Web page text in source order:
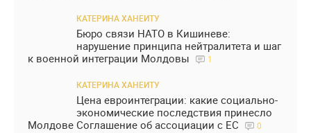
КАТЕРИНА ХАНЕИТУ
Бюро связи НАТО в Кишиневе:
нарушение принципа нейтралитета и шаг
к военной интеграции Молдовы
1
КАТЕРИНА ХАНЕИТУ
Цена евроинтеграции: какие социально-
экономические последствия принесло
Молдове Соглашение об ассоциации с ЕС
0